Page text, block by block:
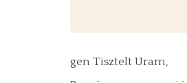
gen Tisztelt Uram,